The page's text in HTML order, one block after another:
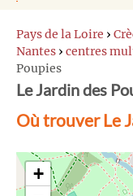
Pays de la Loire ›
Nantes › centres
Poupies
Le Jardin des
Où trouver Le
+